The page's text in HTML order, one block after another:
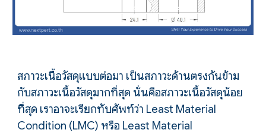
สภาวะเนื้อวัสดุแบบต่อมา เป็นสภาวะด้านตรงกันข้าม
กับสภาวะเนื้อวัสดุมากที่สุด นั่นคือสภาวะเนื้อวัสดุน้อย
ที่สุด เราอาจะเรียกทับศัพท์ว่า Least Material
Condition (LMC) หรือ Least Material